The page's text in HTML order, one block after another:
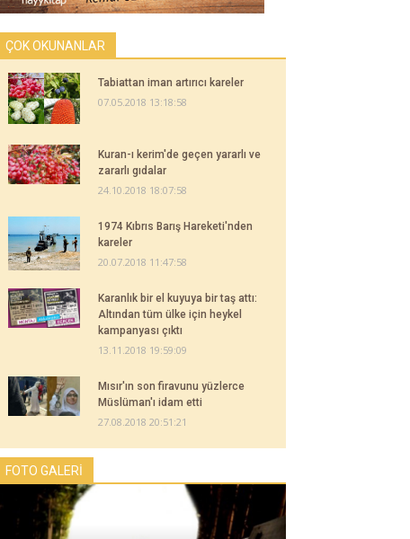
ÇOK OKUNANLAR
Tabiattan iman artırıcı kareler
07.05.2018 13:18:58
Kuran-ı kerim'de geçen yararlı ve
zararlı gıdalar
24.10.2018 18:07:58
1974 Kıbrıs Barış Hareketi'nden
kareler
20.07.2018 11:47:58
Karanlık bir el kuyuya bir taş attı:
Altından tüm ülke için heykel
kampanyası çıktı
13.11.2018 19:59:09
Mısır'ın son firavunu yüzlerce
Müslüman'ı idam etti
27.08.2018 20:51:21
FOTO GALERİ